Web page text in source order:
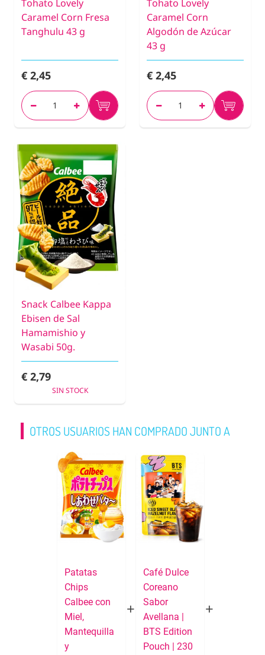
Tohato Lovely
Caramel Corn Fresa
Tanghulu 43 g
€ 2,45
Tohato Lovely
Caramel Corn
Algodón de Azúcar
43 g
€ 2,45
Snack Calbee Kappa
Ebisen de Sal
Hamamishio y
Wasabi 50g.
€ 2,79
SIN STOCK
OTROS USUARIOS HAN COMPRADO JUNTO A
Patatas
Chips
Calbee con
Miel,
Mantequilla
y
Café Dulce
Coreano
Sabor
Avellana |
BTS Edition
Pouch | 230